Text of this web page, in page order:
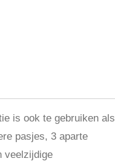
is ook te gebruiken als
pasjes, 3 aparte
veelzijdige